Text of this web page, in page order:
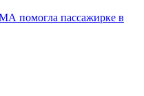
помогла пассажирке в